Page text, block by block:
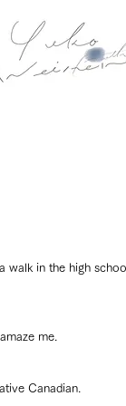
walk in the high
me.
Canadian.